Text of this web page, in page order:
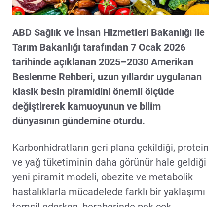
ABD Sağlık ve İnsan Hizmetleri Bakanlığı ile
Tarım Bakanlığı tarafından 7 Ocak 2026
tarihinde açıklanan 2025–2030 Amerikan
Beslenme Rehberi, uzun yıllardır uygulanan
klasik besin piramidini önemli ölçüde
değiştirerek kamuoyunun ve bilim
dünyasının gündemine oturdu.
Karbonhidratların geri plana çekildiği, protein
ve yağ tüketiminin daha görünür hale geldiği
yeni piramit modeli, obezite ve metabolik
hastalıklarla mücadelede farklı bir yaklaşımı